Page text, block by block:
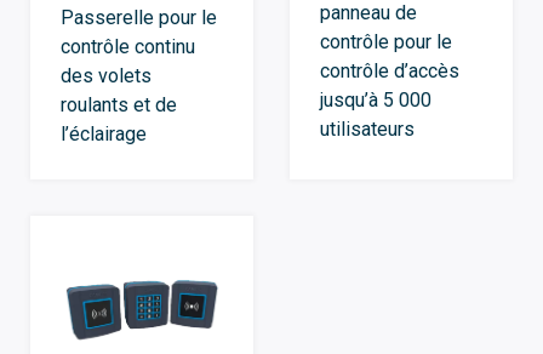
Passerelle pour le
contrôle continu
des volets
roulants et de
l’éclairage
panneau de
contrôle pour le
contrôle d’accès
jusqu’à 5 000
utilisateurs